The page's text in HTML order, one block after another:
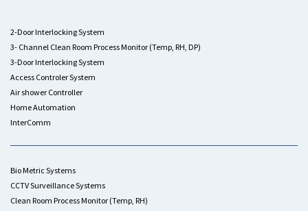
2-Door Interlocking System
3- Channel Clean Room Process Monitor (Temp, RH, DP)
3-Door Interlocking System
Access Controler System
Air shower Controller
Home Automation
InterComm
Bio Metric Systems
CCTV Surveillance Systems
Clean Room Process Monitor (Temp, RH)